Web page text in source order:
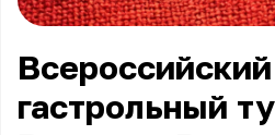
Всероссийский
гастрольный